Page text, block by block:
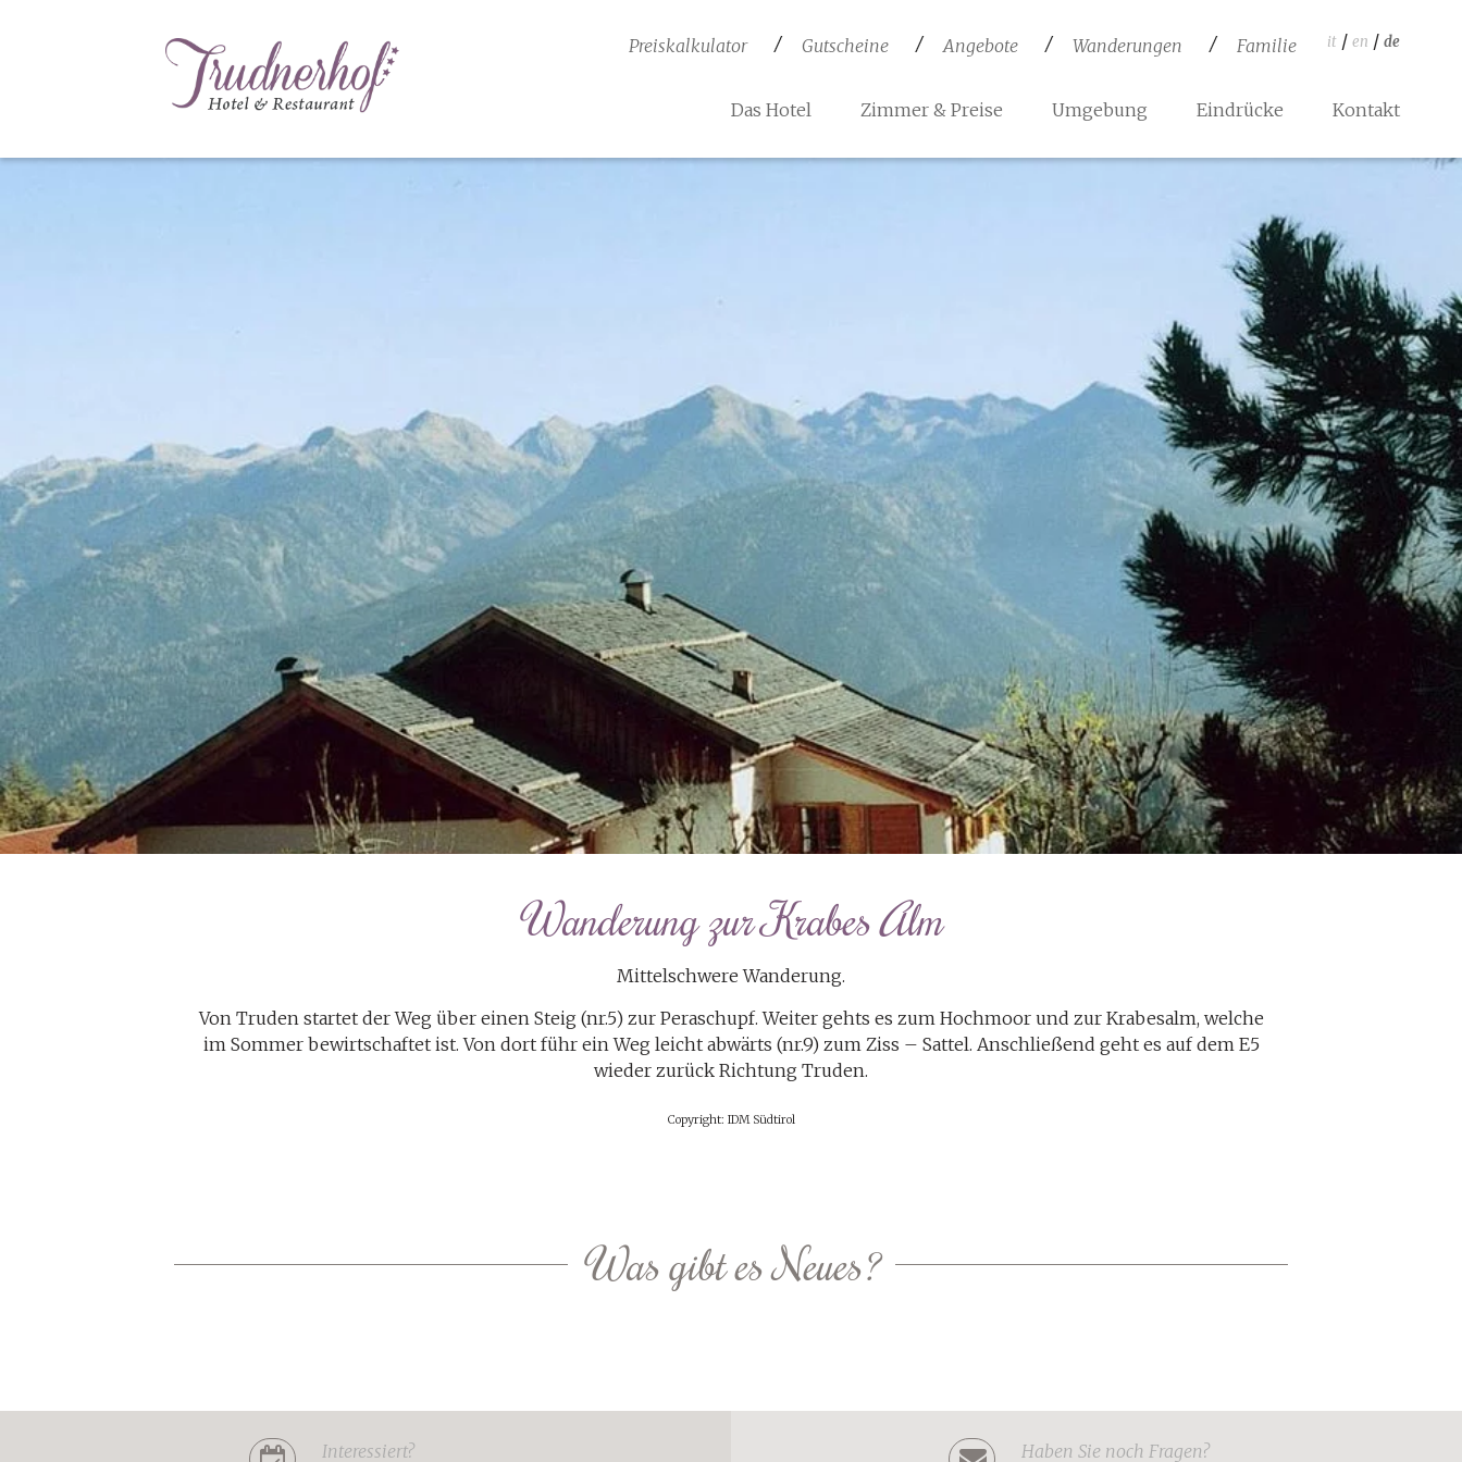
Preiskalkulator Gutscheine Angebote Wanderungen Familie
Das Hotel Zimmer & Preise Umgebung Eindrücke Kontakt
it / en / de
Wanderung zur Krabes Alm
Mittelschwere Wanderung.
Von Truden startet der Weg über einen Steig (nr.5) zur Peraschupf. Weiter gehts es zum Hochmoor und zur Krabesalm, welche
im Sommer bewirtschaftet ist. Von dort führ ein Weg leicht abwärts (nr.9) zum Ziss – Sattel. Anschließend geht es auf dem E5
wieder zurück Richtung Truden.
Copyright: IDM Südtirol
Was gibt es Neues?
Interessiert? Haben Sie noch Fragen?